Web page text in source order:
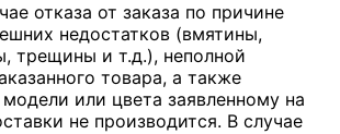
отказа от заказа по причине
недостатков (вмятины,
трещины и т.д.), неполной
товара, а также
или цвета заявленному на
не производится. В случае